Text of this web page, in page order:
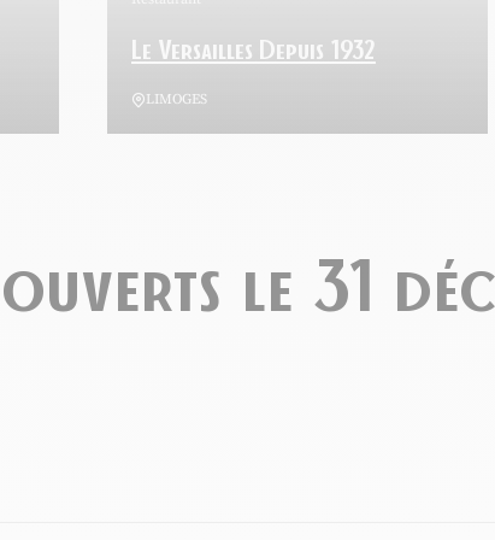
Le Versailles Depuis 1932
LIMOGES
Ajouter cette page au carnet de voyage ?
Restaurant HF The King, ©HFtheKing
le 31